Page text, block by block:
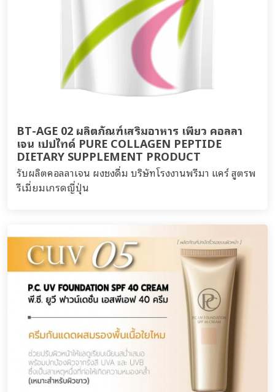
BT-AGE 02 ผลิตภัณฑ์เสริมอาหาร เพียว คอลลา
เจน เปปไทด์ PURE COLLAGEN PEPTIDE
DIETARY SUPPLEMENT PRODUCT
รับผลิตคอลลาเจน ผงชงดื่ม บริษัทโรงงานพรีมา แคร์ สูตรพ
รีเมี่ยมเกรดญี่ปุ่น